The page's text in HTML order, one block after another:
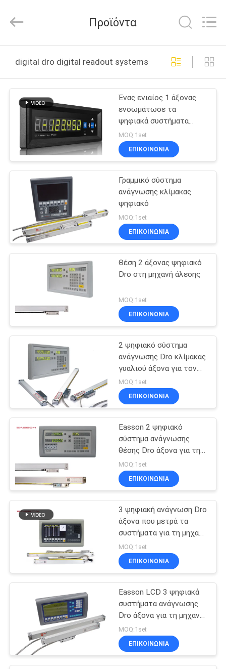
ΠΡΟΪΌΝΤΑ
ΣΧΕΤΙΚΆ
ΜΕ
ΕΜΆΣ
ΕΠΙΣΚΈΨΕΙΣ
ΕΡΓΟΣΤΆΣΙΟ
ΈΛΕΓΧΟΣ
ΠΟΙΌΤΗΤΑΣ
ΕΠΙΚΟΙΝΩΝΉΣΤΕ
ΜΑΖΊ
ΜΑΣ
ΕΙΔΉΣΕΙΣ
ΥΠΟΘΈΣΕΙΣ
SITEMAP
PRIVACY
POLICY
Technology
Reserved.
Προϊόντα
digital dro digital readout systems διαδικτυακή
Ένας ενιαίος 1 άξονας
ενσωμάτωσε τα
ψηφιακά συστήματα
αναγνώσεων για τη
μετρολογία
MOQ:1set
ΕΠΙΚΟΙΝΩΝΙΑ
Γραμμικό σύστημα
ανάγνωσης κλίμακας
ψηφιακό
MOQ:1set
ΕΠΙΚΟΙΝΩΝΙΑ
Θέση 2 άξονας ψηφιακό
Dro στη μηχανή άλεσης
MOQ:1set
ΕΠΙΚΟΙΝΩΝΙΑ
2 ψηφιακό σύστημα
ανάγνωσης Dro κλίμακας
γυαλιού άξονα για τον
τόρνο μύλων του
Μπρίτζπορτ
MOQ:1set
ΕΠΙΚΟΙΝΩΝΙΑ
Easson 2 ψηφιακό
σύστημα ανάγνωσης
θέσης Dro άξονα για τη
μηχανή άλεσης
MOQ:1set
ΕΠΙΚΟΙΝΩΝΙΑ
3 ψηφιακή ανάγνωση Dro
άξονα που μετρά τα
συστήματα για τη μηχανή
τόρνου άλεσης
MOQ:1set
ΕΠΙΚΟΙΝΩΝΙΑ
Easson LCD 3 ψηφιακά
συστήματα ανάγνωσης
Dro άξονα για τη μηχανή
άλεσης
MOQ:1set
ΕΠΙΚΟΙΝΩΝΙΑ